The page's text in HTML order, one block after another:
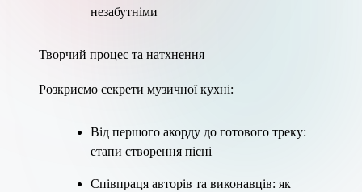
незабутніми
Творчий процес та натхнення
Розкриємо секрети музичної кухні:
Від першого акорду до готового треку:
етапи створення пісні
Співпраця авторів та виконавців: як